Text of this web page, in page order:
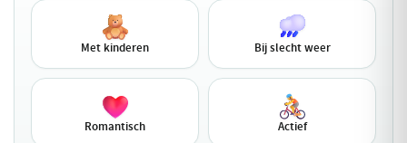
Met kinderen Bij slecht weer
Romantisch Actief